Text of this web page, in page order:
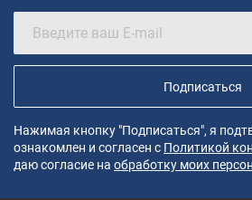
Подписаться
Нажимая кнопку "Подписаться", я
ознакомлен и согласен с Политикой
даю согласие на обработку моих